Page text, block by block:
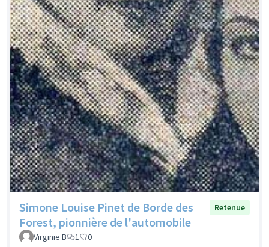
Simone Louise Pinet de Borde des
Forest, pionnière de l'automobile
Retenue
Virginie B 1 0